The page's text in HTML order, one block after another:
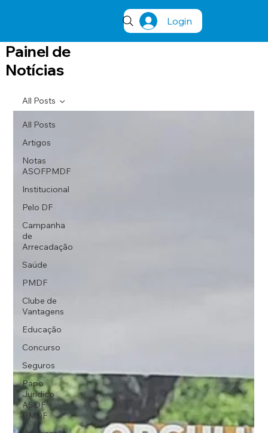
Login
Painel de
Notícias
All Posts
Artigos
Notas
ASOFPMDF
Institucional
Pelo DF
Campanha
de
Arrecadação
Saúde
PMDF
Clube de
Vantagens
Educação
Concurso
Seguros
Papo
Jurídico
ASOF
PMDF
All Posts